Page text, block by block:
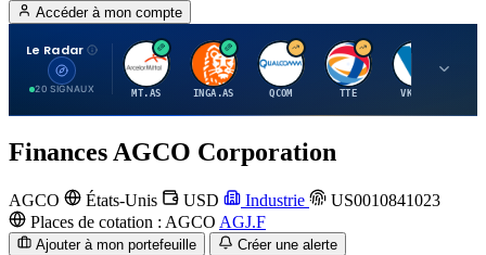
Accéder à mon compte
Le Radar
20 SIGNAUX
A
MT.AS
I
INGA.AS
Q
QCOM
T
TTE VK.PA
Finances AGCO Corporation
AGCO États-Unis USD Industrie
US0010841023
Places de cotation : AGCO AGJ.F
Ajouter à mon portefeuille Créer une alerte